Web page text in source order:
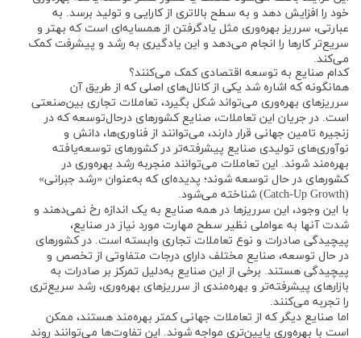
خود را افزایش دهد و به سطح بالاتری از کارایی و تولید برسد. به
عبارتی، سرریز بهره‌وری مثل یادگرفتن از همسایه‌ای است که بهتر و
سریع‌تر کارها را انجام می‌دهد و این یادگیری به رشد و پیشرفت کمک
می‌کند.
کدام صنایع به توسعه اقتصادی کمک می‌کنند؟
همانگونه که اشاره شد یکی از کانال‌های اصلی که از طریق آن
سرریزهای بهره‌وری می‌تواند شکل بگیرد، تعاملات تجاری بین‌صنعتی
است. در جریان این تعاملات، صنایع کشورهای درحال‌توسعه که در
زنجیره تامین جهانی قرار دارند، می‌توانند از فناوری‌ها، دانش و
نوآوری‌های تولیدی صنایع پیشرفته‌تر در کشورهای توسعه‌یافته
بهره‌مند شوند. این تعاملات می‌توانند منجربه رشد بهره‌وری در
کشورهای در حال توسعه شوند؛ پدیده‌ای که به‌عنوان «رشد جبرانی»
(Catch-Up Growth) شناخته می‌شود.
با این وجود، این سرریزها در همه صنایع به یک اندازه رخ نمی‌دهند و
شدت آنها به عواملی نظیر سطح مهارت مورد نیاز در صنایع،
پیچیدگی صادرات و نوع تعاملات تجاری وابسته است. در کشورهای
در حال توسعه، صنایع مختلف دارای درجات متفاوتی از تخصص و
پیچیدگی هستند. برخی از این صنایع به‌دلیل تمرکز بر صادرات به
بازارهای پیشرفته‌تر و بهره‌مندی از سرریزهای بهره‌وری، رشد سریع‌تری
را تجربه می‌کنند.
اما صنایع دیگر که از تعاملات جهانی کمتر بهره‌مند هستند، ممکن
است با بهره‌وری پایین‌تری مواجه شوند. این تفاوت‌ها می‌توانند روند